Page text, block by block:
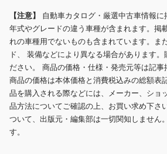
【注意】 自動車カタログ・厳選中古車情報に
年式やグレードの違う車種が含まれます。掲
れの車種用でないものも含まれています。ま
ド、 装備などにより異なる場合があります。
ださい。 商品の価格・仕様・発売元等は記事
商品の価格は本体価格と消費税込みの総額表
品を購入される際などには、メーカー、ショ
品方法についてご確認の上、お買い求め下さ
ついて、出版元・編集部は一切関知しません
す。